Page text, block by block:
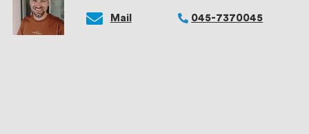
Mail 045-7370045